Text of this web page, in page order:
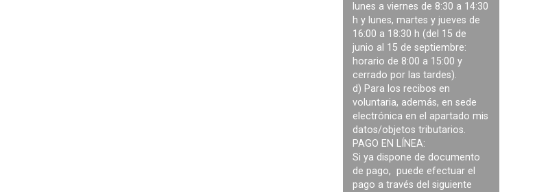
lunes a viernes de 8:30 a 14:30
h y lunes, martes y jueves de
16:00 a 18:30 h (del 15 de
junio al 15 de septiembre:
horario de 8:00 a 15:00 y
cerrado por las tardes).
d) Para los recibos en
voluntaria, además, en sede
electrónica en el apartado mis
datos/objetos tributarios.
PAGO EN LÍNEA:
Si ya dispone de documento
de pago, puede efectuar el
pago a través del siguiente